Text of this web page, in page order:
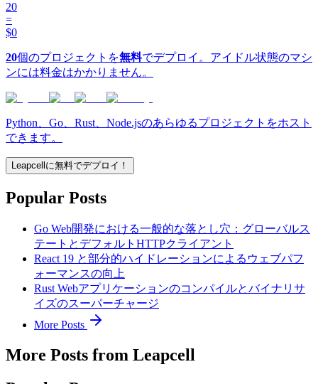
20
=
$0
20個のプロジェクトを無料でデプロイ。アイドル状態のマシ
ンには料金はかかりません。
Python、Go、Rust、Node.jsのあらゆるプロジェクトをホスト
できます。
Leapcellに無料でデプロイ！
Popular Posts
Go Web開発における一般的な落とし穴：グローバルス
テートとデフォルトHTTPクライアント
React 19 と部分的ハイドレーションによるウェブパフ
ォーマンスの向上
Rust Webアプリケーションのコンパイルとバイナリサ
イズのスーパーチャージ
More Posts
More Posts from Leapcell